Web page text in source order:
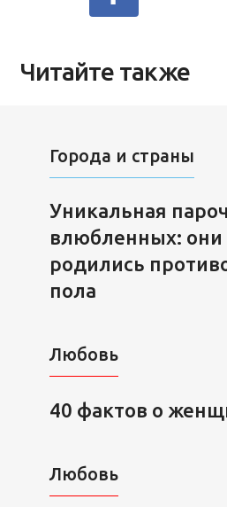
Читайте также
Города и страны
Уникальная
влюбленных: они
родились
пола
Любовь
40 фактов о
Любовь